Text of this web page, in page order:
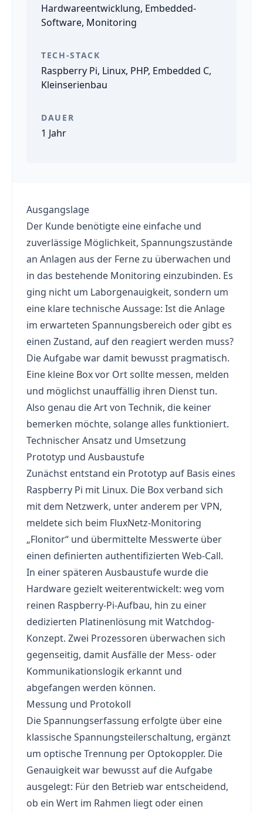
Hardwareentwicklung, Embedded-
Software, Monitoring
TECH-STACK
Raspberry Pi, Linux, PHP, Embedded C,
Kleinserienbau
DAUER
1 Jahr
Ausgangslage
Der Kunde benötigte eine einfache und
zuverlässige Möglichkeit, Spannungszustände
an Anlagen aus der Ferne zu überwachen und
in das bestehende Monitoring einzubinden. Es
ging nicht um Laborgenauigkeit, sondern um
eine klare technische Aussage: Ist die Anlage
im erwarteten Spannungsbereich oder gibt es
einen Zustand, auf den reagiert werden muss?
Die Aufgabe war damit bewusst pragmatisch.
Eine kleine Box vor Ort sollte messen, melden
und möglichst unauffällig ihren Dienst tun.
Also genau die Art von Technik, die keiner
bemerken möchte, solange alles funktioniert.
Technischer Ansatz und Umsetzung
Prototyp und Ausbaustufe
Zunächst entstand ein Prototyp auf Basis eines
Raspberry Pi mit Linux. Die Box verband sich
mit dem Netzwerk, unter anderem per VPN,
meldete sich beim FluxNetz-Monitoring
„Flonitor“ und übermittelte Messwerte über
einen definierten authentifizierten Web-Call.
In einer späteren Ausbaustufe wurde die
Hardware gezielt weiterentwickelt: weg vom
reinen Raspberry-Pi-Aufbau, hin zu einer
dedizierten Platinenlösung mit Watchdog-
Konzept. Zwei Prozessoren überwachen sich
gegenseitig, damit Ausfälle der Mess- oder
Kommunikationslogik erkannt und
abgefangen werden können.
Messung und Protokoll
Die Spannungserfassung erfolgte über eine
klassische Spannungsteilerschaltung, ergänzt
um optische Trennung per Optokoppler. Die
Genauigkeit war bewusst auf die Aufgabe
ausgelegt: Für den Betrieb war entscheidend,
ob ein Wert im Rahmen liegt oder einen